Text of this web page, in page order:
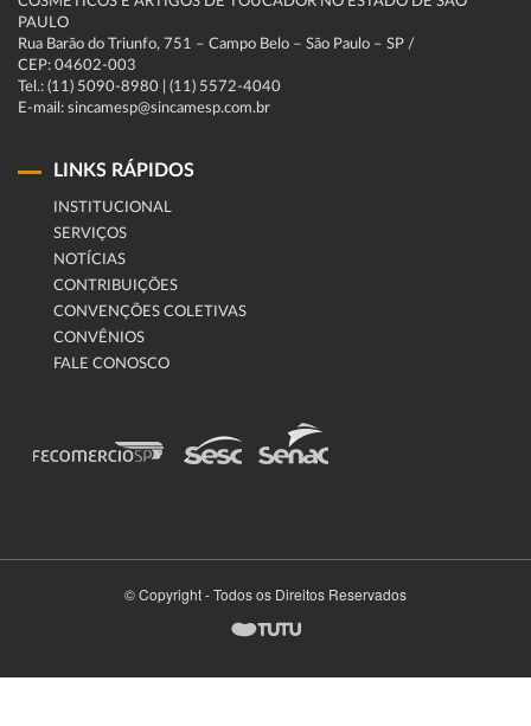
PAULO
Rua Barão do Triunfo, 751 – Campo Belo – São Paulo – SP /
CEP: 04602-003
Tel.: (11) 5090-8980 | (11) 5572-4040
E-mail: sincamesp@sincamesp.com.br
LINKS RÁPIDOS
INSTITUCIONAL
SERVIÇOS
NOTÍCIAS
CONTRIBUIÇÕES
CONVENÇÕES COLETIVAS
CONVÊNIOS
FALE CONOSCO
© Copyright - Todos os Direitos Reservados